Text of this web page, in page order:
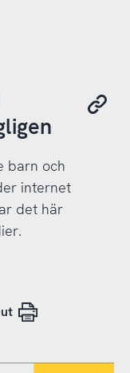
barn och
internet
det här